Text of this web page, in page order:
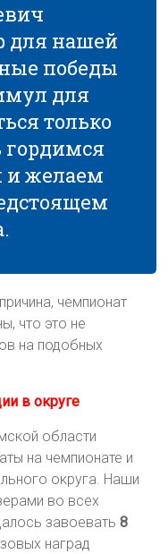
для нашей
победы
для
только
желаем
чемпионат
что это не
на подобных
в округе
области
на чемпионате и
округа. Наши
во всех
завоевать8
наград